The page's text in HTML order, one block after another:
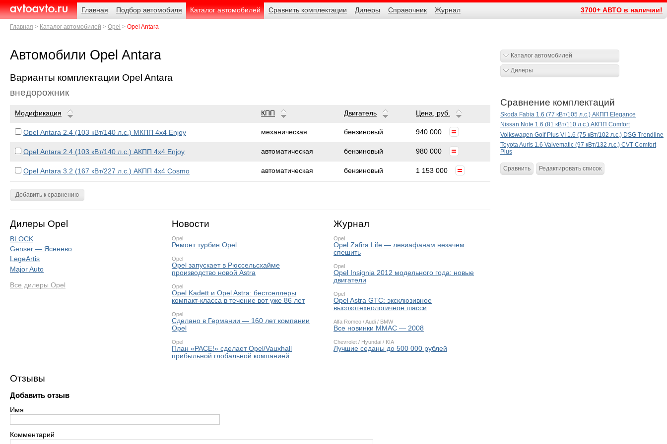
AvtoAvto.ru
Навигация
Главная
Подбор автомобиля Каталог автомобилей Сравнить комплектации Дилеры Справочник Журнал 3700+ АВТО в наличии!
Родительские
страницы
Главная Каталог автомобилей Opel Opel Antara
Автомобили Opel Antara
Варианты комплектации Opel Antara
внедорожник
Модификация КПП Двигатель Цена, руб.
Opel Antara 2.4 (103 кВт/140 л.с.) МКПП 4x4 Enjoy механическая бензиновый 940 000
Opel Antara 2.4 (103 кВт/140 л.с.) АКПП 4x4 Enjoy автоматическая бензиновый 980 000
Opel Antara 3.2 (167 кВт/227 л.с.) АКПП 4x4 Cosmo автоматическая бензиновый 1 153 000
Добавить к сравнению
Дилеры Opel
BLOCK
Genser — Ясенево
LegeArtis
Major Auto
Все дилеры Opel
Новости
Opel
Ремонт турбин Opel
Opel
Opel запускает в Рюссельсхайме
производство новой Astra
Opel
Opel Kadett и Opel Astra: бестселлеры
компакт-класса в течение вот уже 86 лет
Opel
Сделано в Германии — 160 лет компании
Opel
Opel
План «PACE!» сделает Opel/Vauxhall
прибыльной глобальной компанией
Журнал
Opel
Opel Zafira Life — левиафанам незачем
спешить
Opel
Opel Insignia 2012 модельного года: новые
двигатели
Opel
Opel Astra GTC: эксклюзивное
высокотехнологичное шасси
Alfa Romeo /Audi / BMW
Все новинки ММАС — 2008
Chevrolet / Hyundai / KIA
Лучшие седаны до 500 000 рублей
Отзывы
Добавить отзыв
Имя
Комментарий
Каталог автомобилей
Дилеры
Сравнение комплектаций
Skoda Fabia 1.6 (77 кВт/105 л.с.) АКПП Elegance
Nissan Note 1.6 (81 кВт/110 л.с.) АКПП Comfort
Volkswagen Golf Plus VI 1.6 (75 кВт/102 л.с.) DSG Trendline
Toyota Auris 1.6 Valvematic (97 кВт/132 л.с.) CVT Comfort
Plus
Сравнить Редактировать список